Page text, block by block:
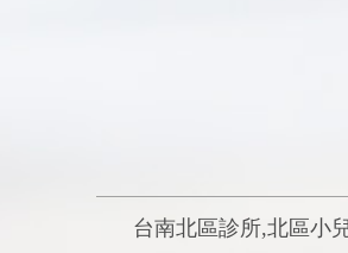
台南北區診所,北區小